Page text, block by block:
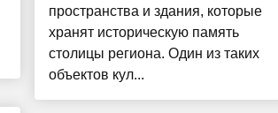
пространства и здания, которые
хранят историческую память
столицы региона. Один из таких
объектов кул...